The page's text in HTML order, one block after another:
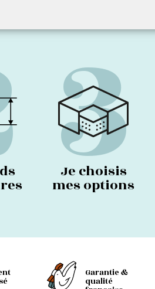
3
Je choisis
mes options
Garantie &
qualité